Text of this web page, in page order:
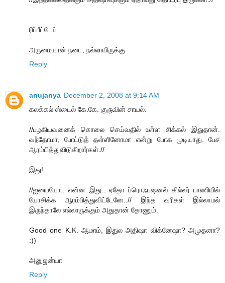
ரிப்பீட்டேய்
அருமையான் நடை, நல்லாயிருக்கு
Reply
anujanya December 2, 2008 at 9:14 AM
கலக்கல் ஸ்டைல் கே.கே. குருவின் சாயல்.
//பழகியவனைக் கொலை செய்வதில் உள்ள சிக்கல் இதுதான்.
வந்தோமா, போட்டுத் தள்ளினோமா என்று போக முடியாது. பேச
ஆரம்பித்துவிடுகிறார்கள்.//
இது!
//ஐயையோ.. என்ன இது.. ஏதோ ப்ரொஃபஷனல் கில்லர் பாணியில்
யோசிக்க ஆரம்பித்துவிட்டேனே..// இந்த வரிகள் இல்லாமல்
இருந்தாலே எல்லாருக்கும் அதுதான் தோணும்.
Good one K.K. ஆமாம், இதுல அதிஷா விக்னேஷா? அமுதனா?
:))
அனுஜன்யா
Reply